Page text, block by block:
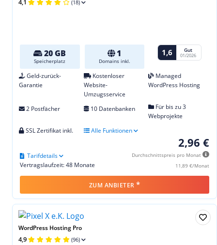
4,1 (18)
20 GB
Speicherplatz
1
Domains inkl.
1,6 Gut
01/2026
Geld-zurück-
Garantie
Kostenloser
Website-
Umzugsservice
Managed
WordPress Hosting
2 Postfächer 10 Datenbanken
Für bis zu 3
Webprojekte
SSL Zertifikat inkl.
Alle Funktionen
2,96 €
Durchschnittspreis pro Monat
11,89 €/Monat
Vertragslaufzeit: 48 Monate
Tarifdetails
ZUM ANBIETER *
WordPress Hosting Pro
4,9 (96)